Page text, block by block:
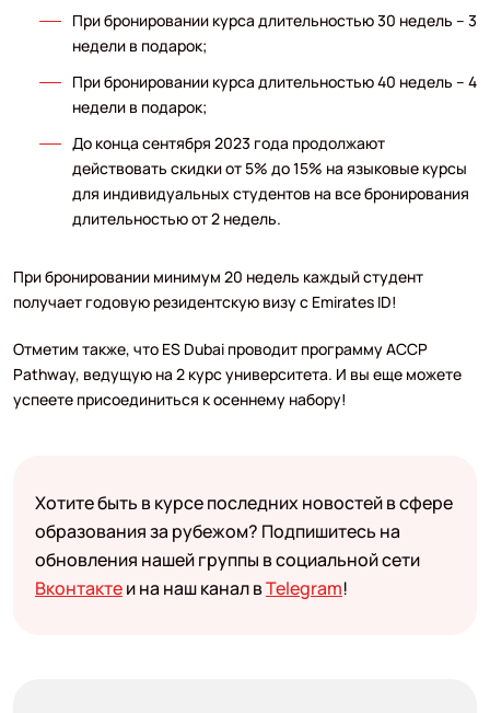
При бронировании курса длительностью 30 недель – 3
недели в подарок;
При бронировании курса длительностью 40 недель – 4
недели в подарок;
До конца сентября 2023 года продолжают
действовать скидки от 5% до 15% на языковые курсы
для индивидуальных студентов на все бронирования
длительностью от 2 недель.
При бронировании минимум 20 недель каждый студент
получает годовую резидентскую визу с Emirates ID!
Отметим также, что ES Dubai проводит программу ACCP
Pathway, ведущую на 2 курс университета. И вы еще можете
успеете присоединиться к осеннему набору!
Хотите быть в курсе последних новостей в сфере
образования за рубежом? Подпишитесь на
обновления нашей группы в социальной сети
Вконтактеи на наш канал вTelegram!